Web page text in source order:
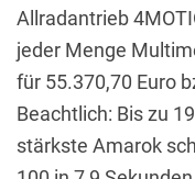
Allradantrieb
jeder Menge
für 55.370,70 Euro
Beachtlich: Bis zu
stärkste Amarok